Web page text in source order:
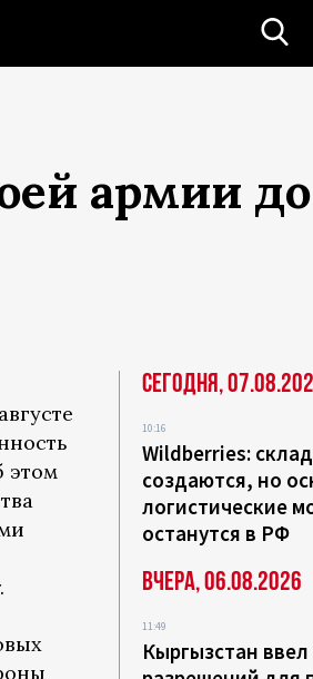
армии до
этом
.
Сегодня,
10:16
Wildberries:
создаются, но
логистические
останутся в РФ
Вчера, 06.08.2026
11:49
Кыргызстан